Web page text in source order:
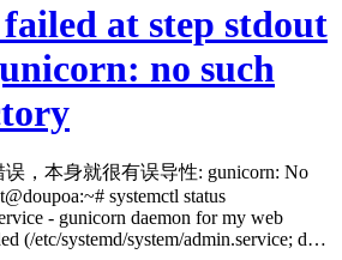
at step stdout
no such
，本身就很有误导性: gunicorn: No
systemctl status
- gunicorn daemon for my web
(/etc/systemd/system/admin.service; d…